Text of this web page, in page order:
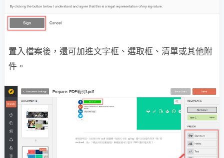
置入檔案後，還可加進文字框、選取框、清單或其他附
件。